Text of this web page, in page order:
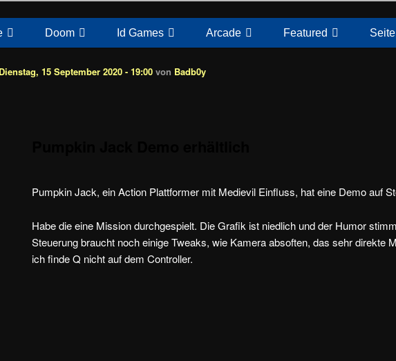
FPS, Arcade
Doom Id Games Arcade Featured Seite
Dienstag, 15 September 2020 - 19:00 von Badb0y
Pumpkin Jack, ein Action Plattformer mit Medievil Einfluss, hat eine Demo auf
Habe die eine Mission durchgespielt. Die Grafik ist niedlich und der Humor
Steuerung braucht noch einige Tweaks, wie Kamera absoften, das sehr direkte
ich finde Q nicht auf dem Controller.